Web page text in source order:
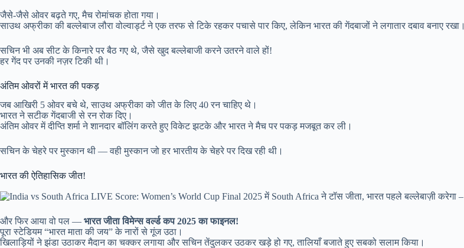
जैसे-जैसे ओवर बढ़ते गए, मैच रोमांचक होता गया।
साउथ अफ्रीका की बल्लेबाज लौरा वोल्वार्ड्ट ने एक तरफ से टिके रहकर पचासे पार किए, लेकिन भारत की गेंदबाजों ने लगातार दबाव बनाए रखा।
सचिन भी अब सीट के किनारे पर बैठ गए थे, जैसे खुद बल्लेबाजी करने उतरने वाले हों!
हर गेंद पर उनकी नज़र टिकी थी।
अंतिम ओवरों में भारत की पकड़
जब आखिरी 5 ओवर बचे थे, साउथ अफ्रीका को जीत के लिए 40 रन चाहिए थे।
भारत ने सटीक गेंदबाजी से रन रोक दिए।
अंतिम ओवर में दीप्ति शर्मा ने शानदार बॉलिंग करते हुए विकेट झटके और भारत ने मैच पर पकड़ मजबूत कर ली।
सचिन के चेहरे पर मुस्कान थी — वही मुस्कान जो हर भारतीय के चेहरे पर दिख रही थी।
भारत की ऐतिहासिक जीत!
और फिर आया वो पल — भारत जीता विमेन्स वर्ल्ड कप 2025 का फाइनल!
पूरा स्टेडियम “भारत माता की जय” के नारों से गूंज उठा।
खिलाड़ियों ने झंडा उठाकर मैदान का चक्कर लगाया और सचिन तेंदुलकर उठकर खड़े हो गए, तालियाँ बजाते हुए सबको सलाम किया।